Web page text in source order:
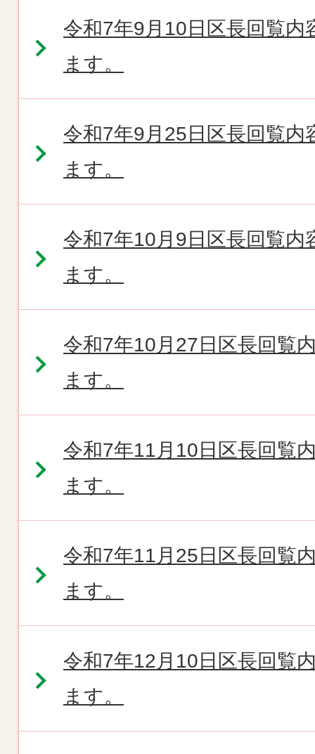
令和7年9月10日区長回覧
ます。
令和7年9月25日区長回覧
ます。
令和7年10月9日区長回覧
ます。
令和7年10月27日区長回覧
ます。
令和7年11月10日区長回覧
ます。
令和7年11月25日区長回覧
ます。
令和7年12月10日区長回覧
ます。